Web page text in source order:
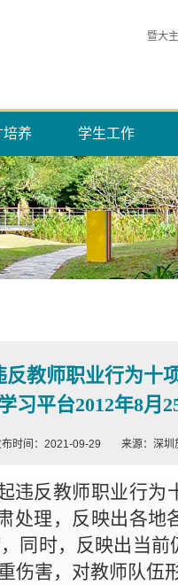
暨大
培养 学生工作
教师职业行为十
习平台2012年8月
布时间：2021-09-29 来源：深圳
违反教师职业行为
处理，反映出各
同时，反映出当
伤害，对教师队伍